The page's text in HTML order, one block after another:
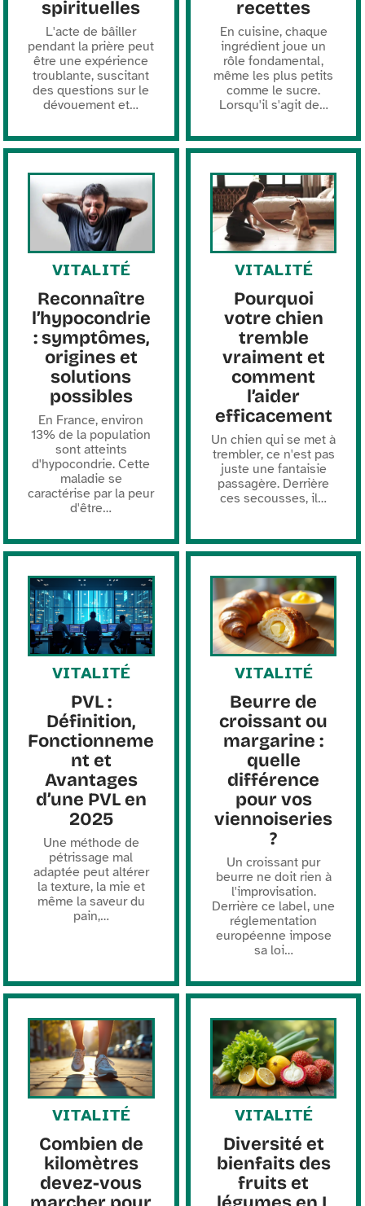
spirituelles
L'acte de bâiller
pendant la prière peut
être une expérience
troublante, suscitant
des questions sur le
dévouement et…
recettes
En cuisine, chaque
ingrédient joue un
rôle fondamental,
même les plus petits
comme le sucre.
Lorsqu'il s'agit de…
VITALITÉ
Reconnaître
l’hypocondrie
: symptômes,
origines et
solutions
possibles
En France, environ
13% de la population
sont atteints
d'hypocondrie. Cette
maladie se
caractérise par la peur
d'être…
VITALITÉ
Pourquoi
votre chien
tremble
vraiment et
comment
l’aider
efficacement
Un chien qui se met à
trembler, ce n'est pas
juste une fantaisie
passagère. Derrière
ces secousses, il…
VITALITÉ
PVL :
Définition,
Fonctionneme
nt et
Avantages
d’une PVL en
2025
Une méthode de
pétrissage mal
adaptée peut altérer
la texture, la mie et
même la saveur du
pain,…
VITALITÉ
Beurre de
croissant ou
margarine :
quelle
différence
pour vos
viennoiseries
?
Un croissant pur
beurre ne doit rien à
l'improvisation.
Derrière ce label, une
réglementation
européenne impose
sa loi…
VITALITÉ
Combien de
kilomètres
devez-vous
VITALITÉ
Diversité et
bienfaits des
fruits et